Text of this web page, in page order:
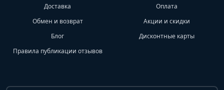
Доставка
Оплата
Обмен и возврат
Акции и скидки
Блог
Дисконтные карты
Правила публикации отзывов